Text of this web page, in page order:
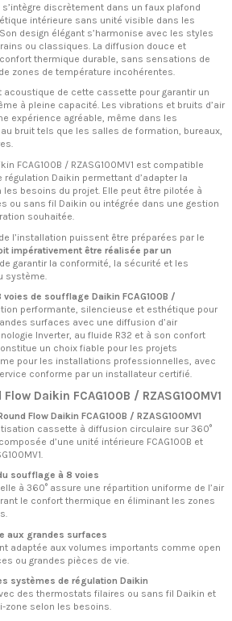
s’intègre discrètement dans un faux plafond
intérieure sans unité visible dans les
design élégant s’harmonise avec les styles
ou classiques. La diffusion douce et
thermique durable, sans sensations de
zones de température incohérentes.
de cette cassette pour garantir un
à pleine capacité. Les vibrations et bruits d’air
expérience agréable, même dans les
bruit tels que les salles de formation, bureaux,
FCAG100B / RZASG100MV1 est compatible
Daikin permettant d’adapter la
besoins du projet. Elle peut être pilotée à
ou sans fil Daikin ou intégrée dans une gestion
souhaitée.
l’installation puissent être préparées par le
impérativement être réalisée par un
de garantir la conformité, la sécurité et les
système.
voies de soufflage Daikin FCAG100B /
performante, silencieuse et esthétique pour
surfaces avec une diffusion d’air
Inverter, au fluide R32 et à son confort
un choix fiable pour les projets
pour les installations professionnelles, avec
conforme par un installateur certifié.
Daikin FCAG100B / RZASG100MV1
Flow Daikin FCAG100B / RZASG100MV1
cassette à diffusion circulaire sur 360°
d’une unité intérieure FCAG100B et
soufflage à 8 voies
à 360° assure une répartition uniforme de l’air
le confort thermique en éliminant les zones
aux grandes surfaces
adaptée aux volumes importants comme open
ou grandes pièces de vie.
systèmes de régulation Daikin
des thermostats filaires ou sans fil Daikin et
zone selon les besoins.